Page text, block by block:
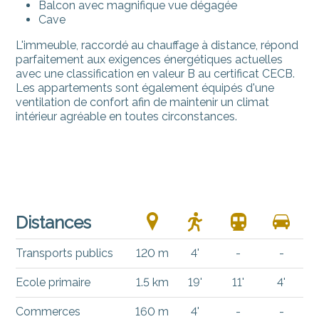
Balcon avec magnifique vue dégagée
Cave
L'immeuble, raccordé au chauffage à distance, répond
parfaitement aux exigences énergétiques actuelles
avec une classification en valeur B au certificat CECB.
Les appartements sont également équipés d'une
ventilation de confort afin de maintenir un climat
intérieur agréable en toutes circonstances.
Distances
Transports publics 120 m 4' - -
Ecole primaire 1.5 km 19' 11' 4'
Commerces 160 m 4' - -